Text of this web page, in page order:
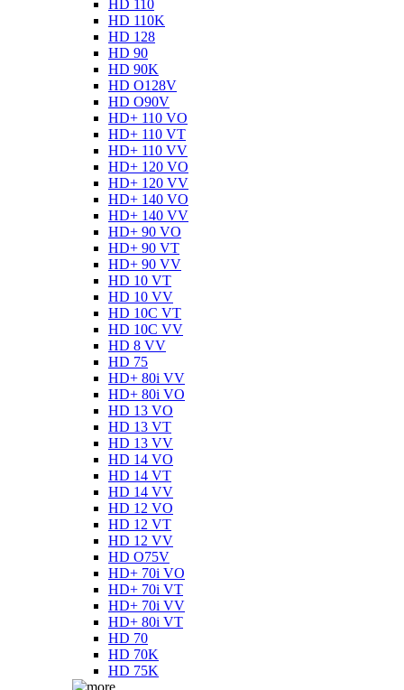
HD 110
HD 110K
HD 128
HD 90
HD 90K
HD O128V
HD O90V
HD+ 110 VO
HD+ 110 VT
HD+ 110 VV
HD+ 120 VO
HD+ 120 VV
HD+ 140 VO
HD+ 140 VV
HD+ 90 VO
HD+ 90 VT
HD+ 90 VV
HD 10 VT
HD 10 VV
HD 10C VT
HD 10C VV
HD 8 VV
HD 75
HD+ 80i VV
HD+ 80i VO
HD 13 VO
HD 13 VT
HD 13 VV
HD 14 VO
HD 14 VT
HD 14 VV
HD 12 VO
HD 12 VT
HD 12 VV
HD O75V
HD+ 70i VO
HD+ 70i VT
HD+ 70i VV
HD+ 80i VT
HD 70
HD 70K
HD 75K